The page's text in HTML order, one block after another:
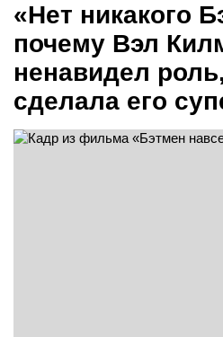
«Нет никакого
почему Вэл
ненавидел
сделала его